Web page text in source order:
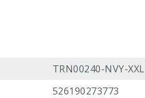
TRN00240-NVY-XXL
526190273773